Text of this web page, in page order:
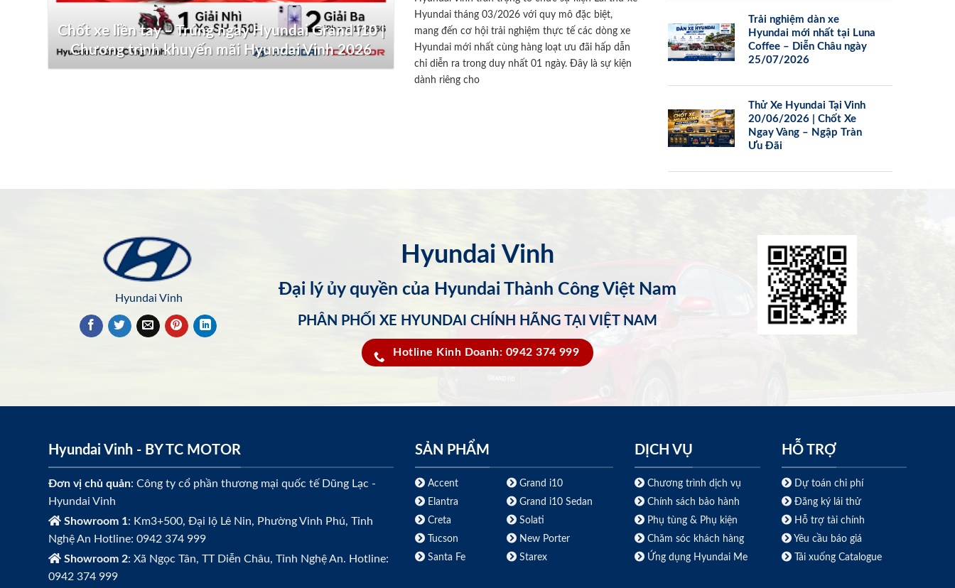
Chốt xe liền tay – Trúng ngay Hyundai Grand i10 |
Chương trình khuyến mãi Hyundai Vinh 2026
Hyundai tháng 03/2026 với quy mô đặc biệt,
mang đến cơ hội trải nghiệm thực tế các dòng xe
Hyundai mới nhất cùng hàng loạt ưu đãi hấp dẫn
chỉ diễn ra trong duy nhất 01 ngày. Đây là sự kiện
dành riêng cho
Trải nghiệm dàn xe
Hyundai mới nhất tại Luna
Coffee – Diễn Châu ngày
25/07/2026
Thử Xe Hyundai Tại Vinh
20/06/2026 | Chốt Xe
Ngay Vàng – Ngập Tràn
Ưu Đãi
Hyundai Vinh
Hyundai Vinh
Đại lý ủy quyền của Hyundai Thành Công Việt Nam
PHÂN PHỐI XE HYUNDAI CHÍNH HÃNG TẠI VIỆT NAM
Hotline Kinh Doanh: 0942 374 999
Hyundai Vinh - BY TC MOTOR
Đơn vị chủ quản: Công ty cổ phần thương mại quốc tế Dũng Lạc -
Hyundai Vinh
Showroom 1: Km3+500, Đại lộ Lê Nin, Phường Vinh Phú, Tỉnh
Nghệ An Hotline: 0942 374 999
Showroom 2: Xã Ngọc Tân, TT Diễn Châu, Tỉnh Nghệ An. Hotline:
0942 374 999
SẢN PHẨM
Accent
Elantra
Creta
Tucson
Santa Fe
Grand i10
Grand i10 Sedan
Solati
New Porter
Starex
DỊCH VỤ
Chương trình dịch vụ
Chính sách bảo hành
Phụ tùng & Phụ kiện
Chăm sóc khách hàng
Ứng dụng Hyundai Me
HỖ TRỢ
Dự toán chi phí
Đăng ký lái thử
Hỗ trợ tài chính
Yêu cầu báo giá
Tải xuống Catalogue